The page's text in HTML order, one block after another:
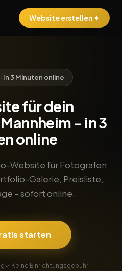
Website erstellen ✦
In 3 Minuten online
für dein
– in 3
online
Website für Fotografen
Galerie, Preisliste,
– sofort online.
starten
✓ Keine Einrichtungsgebühr